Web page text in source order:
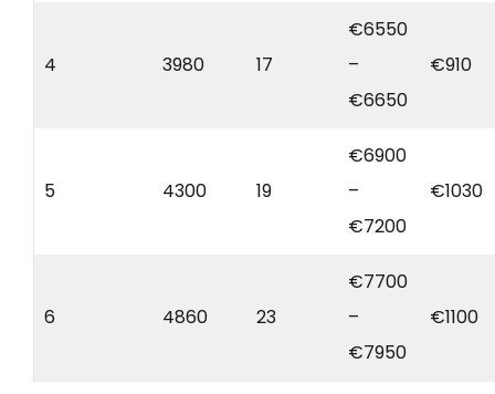
4 3980 17
€6550
–
€6650
€910
5 4300 19
€6900
–
€7200
€1030
6 4860 23
€7700
–
€7950
€1100